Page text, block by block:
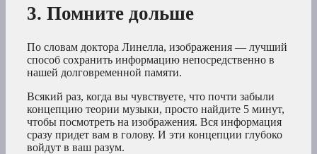
3. Помните дольше
По словам доктора Линелла, изображения — лучший
способ сохранить информацию непосредственно в
нашей долговременной памяти.
Всякий раз, когда вы чувствуете, что почти забыли
концепцию теории музыки, просто найдите 5 минут,
чтобы посмотреть на изображения. Вся информация
сразу придет вам в голову. И эти концепции глубоко
войдут в ваш разум.